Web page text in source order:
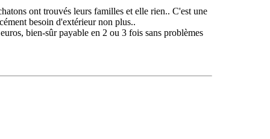
ont trouvés leurs familles et elle rien.. C'est une
besoin d'extérieur non plus..
bien-sûr payable en 2 ou 3 fois sans problèmes